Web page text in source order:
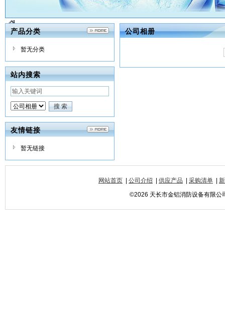
产品分类
暂无分类
站内搜索
友情链接
暂无链接
公司相册
网站首页 公司介绍 供应产品 采购清单
©2026 天长市金铝消防设备有限